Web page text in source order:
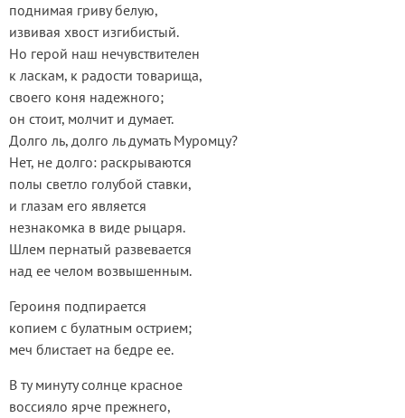
поднимая гриву белую,
извивая хвост изгибистый.
Но герой наш нечувствителен
к ласкам, к радости товарища,
своего коня надежного;
он стоит, молчит и думает.
Долго ль, долго ль думать Муромцу?
Нет, не долго: раскрываются
полы светло голубой ставки,
и глазам его является
незнакомка в виде рыцаря.
Шлем пернатый развевается
над ее челом возвышенным.
Героиня подпирается
копием с булатным острием;
меч блистает на бедре ее.
В ту минуту солнце красное
воссияло ярче прежнего,